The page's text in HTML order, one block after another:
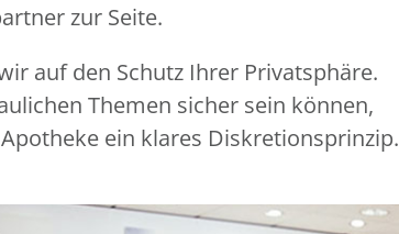
zur Seite.
auf den Schutz Ihrer Privatsphäre.
Themen sicher sein können,
ein klares Diskretionsprinzip.